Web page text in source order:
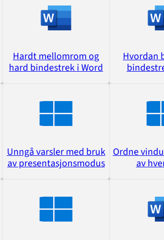
Hardt mellomrom og
hard bindestrek i Word
Hvordan
Unngå varsler med bruk
av presentasjonsmodus
Ordne
av